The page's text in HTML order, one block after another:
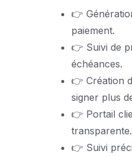
👉
paiement.
👉 Suivi de
échéances.
👉 Création
signer plus
👉 Portail
transparente.
👉 Suivi